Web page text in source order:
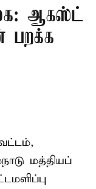
ஆகஸ்ட்
பறக்க
மத்தியப்